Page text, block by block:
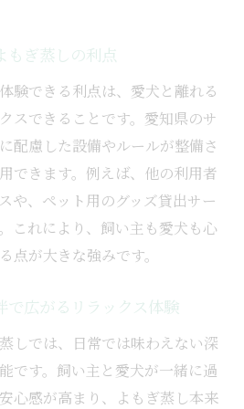
もぎ蒸しの利点
験できる利点は、愛犬と離れる
スできることです。愛知県のサ
配慮した設備やルールが整備さ
できます。例えば、他の利用者
や、ペット用のグッズ貸出サー
これにより、飼い主も愛犬も心
点が大きな強みです。
で広がるリラックス体験
しでは、日常では味わえない深
です。飼い主と愛犬が一緒に過
心感が高まり、よもぎ蒸し本来